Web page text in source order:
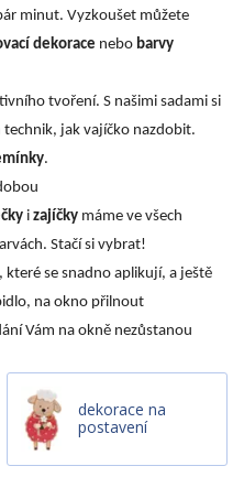
minut. Vyzkoušet můžete
dekorace nebo barvy
tvoření. S našimi sadami si
jak vajíčko nazdobit.
.
i zajíčky máme ve všech
Stačí si vybrat!
které se snadno aplikují, a ještě
na okno přilnout
Vám na okně nezůstanou
dekorace na
postavení